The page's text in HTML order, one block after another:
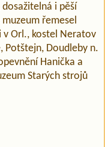
i pěší
řemesel
v Orl., kostel Neratov
Potštejn, Doudleby n.
Hanička a
Starých strojů